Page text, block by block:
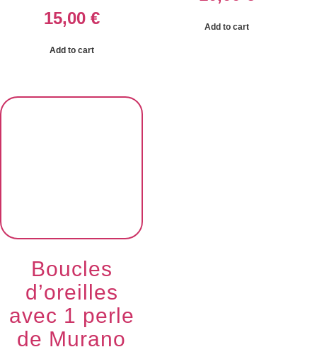
15,00 €
Add to cart
Add to cart
Boucles
d’oreilles
avec 1 perle
de Murano